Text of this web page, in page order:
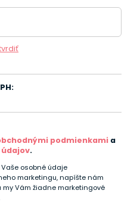
podmienkami a
.
osobné údaje
marketingu, napíšte nám
my Vám žiadne marketingové